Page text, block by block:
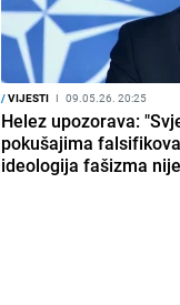
/VIJESTI I 09.05.26. 20:25
Helez upozorava:
pokušajima
ideologija fašizma